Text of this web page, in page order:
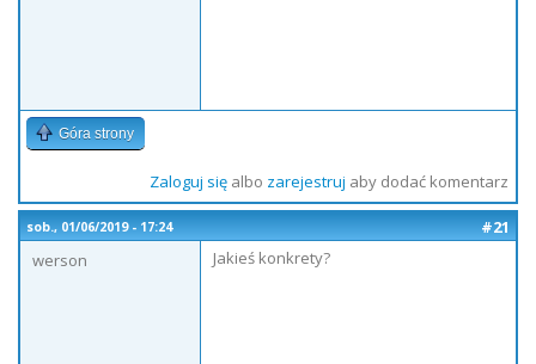
Góra strony
Zaloguj sięalbo zarejestruj aby dodać komentarz
sob., 01/06/2019 - 17:24
#21
werson
Jakieś konkrety?